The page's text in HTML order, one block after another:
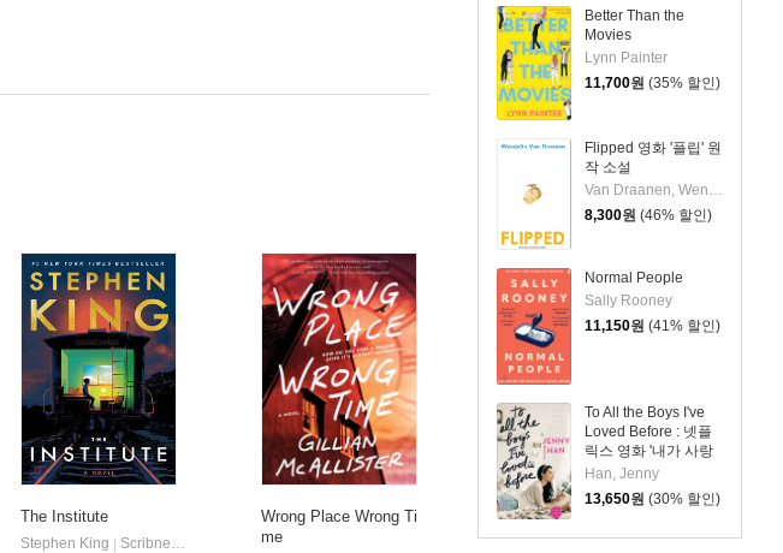
Better Than the
Movies
Lynn Painter
11,700원 (35% 할인)
Flipped 영화 '플립' 원
작 소설
8,300원 (46% 할인)
Normal People
Sally Rooney
11,150원 (41% 할인)
To All the Boys I've
Loved Before : 넷플
릭스 영화 '내가 사랑
했던 모든 남자들에
게' 원작소설
Han, Jenny
13,650원 (30% 할인)
The Institute
Stephen King
Scribner Book Company
Wrong Place Wrong Ti
me